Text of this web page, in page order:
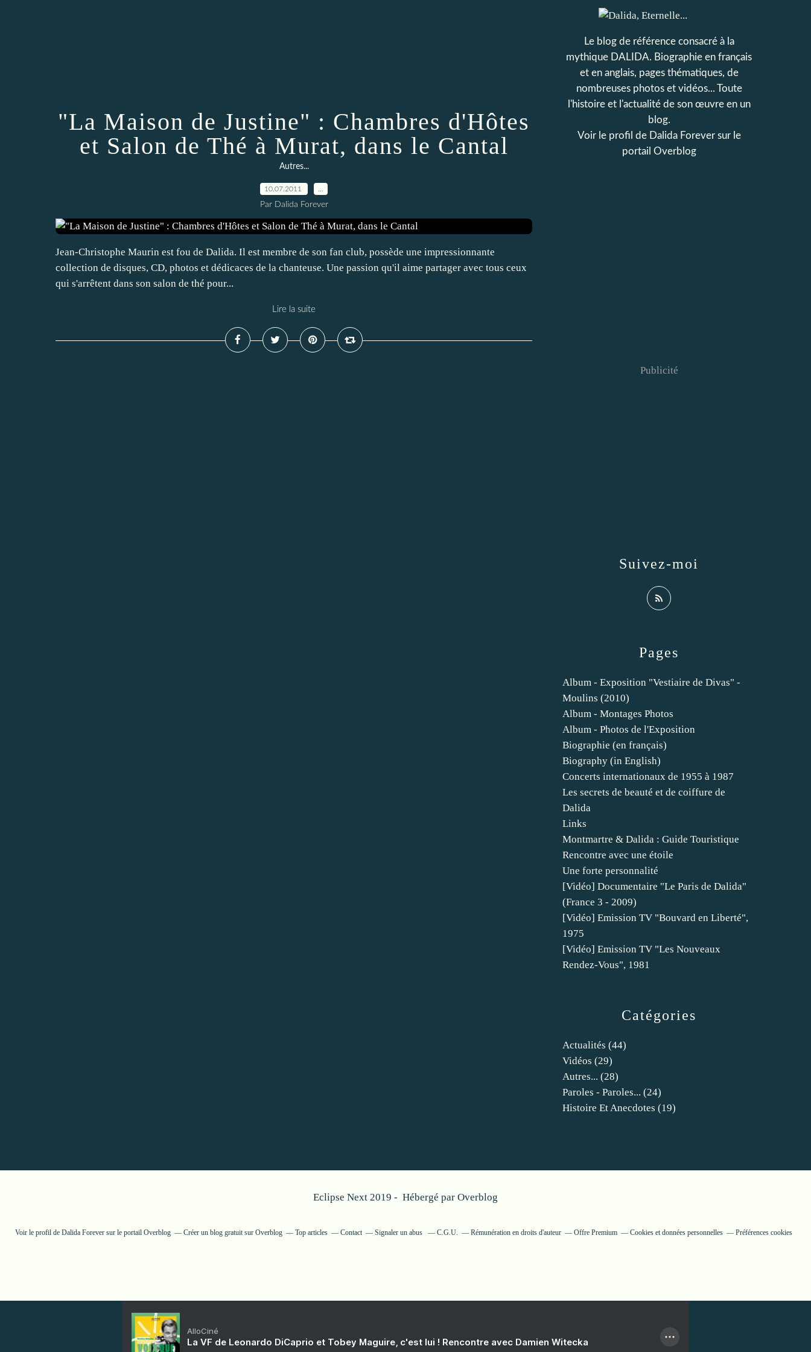
"La Maison de Justine" : Chambres d'Hôtes
et Salon de Thé à Murat, dans le Cantal
Autres...
10.07.2011
Par Dalida Forever
Jean-Christophe Maurin est fou de Dalida. Il est membre de son fan club, possède une impressionnante
collection de disques, CD, photos et dédicaces de la chanteuse. Une passion qu'il aime partager avec tous ceux
qui s'arrêtent dans son salon de thé pour...
Lire la suite
Catégories
Actualités (44)
Vidéos (29)
Autres... (28)
Paroles - Paroles... (24)
Histoire Et Anecdotes (19)
Pages
Album - Exposition "Vestiaire de Divas" -
Moulins (2010)
Album - Montages Photos
Album - Photos de l'Exposition
Biographie (en français)
Biography (in English)
Concerts internationaux de 1955 à 1987
Les secrets de beauté et de coiffure de
Dalida
Links
Montmartre & Dalida : Guide Touristique
Rencontre avec une étoile
Une forte personnalité
[Vidéo] Documentaire "Le Paris de Dalida"
(France 3 - 2009)
[Vidéo] Emission TV "Bouvard en Liberté",
1975
[Vidéo] Emission TV "Les Nouveaux
Rendez-Vous", 1981
Le blog de référence consacré à la
mythique DALIDA. Biographie en français
et en anglais, pages thématiques, de
nombreuses photos et vidéos... Toute
l'histoire et l'actualité de son œuvre en un
blog.
Voir le profil de Dalida Foreversur le
portail Overblog
Suivez-moi
Publicité
Eclipse Next 2019 - Hébergé par Overblog
Voir le profil de Dalida Forever sur le portail Overblog Créer un blog gratuit sur Overblog Top articles Contact Signaler un abus C.G.U. Rémunération en droits d'auteur Offre Premium Cookies et données personnelles Préférences cookies
AlloCiné
La VF de Leonardo DiCaprio et Tobey Maguire, c'est lui ! Rencontre avec Damien Witecka